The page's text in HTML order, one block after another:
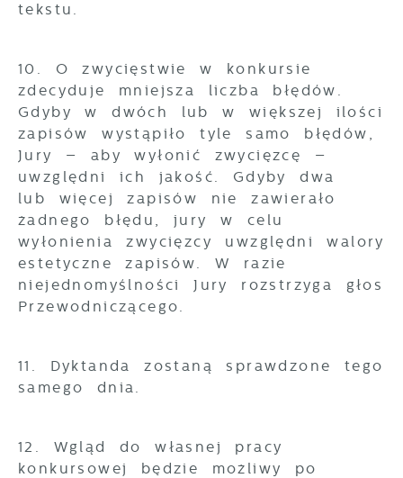
tekstu.
10. O zwycięstwie w konkursie
zdecyduje mniejsza liczba błędów.
Gdyby w dwóch lub w większej ilości
zapisów wystąpiło tyle samo błędów,
Jury – aby wyłonić zwycięzcę –
uwzględni ich jakość. Gdyby dwa
lub więcej zapisów nie zawierało
żadnego błędu, jury w celu
wyłonienia zwycięzcy uwzględni walory
estetyczne zapisów. W razie
niejednomyślności Jury rozstrzyga głos
Przewodniczącego.
11. Dyktanda zostaną sprawdzone tego
samego dnia.
12. Wgląd do własnej pracy
konkursowej będzie możliwy po